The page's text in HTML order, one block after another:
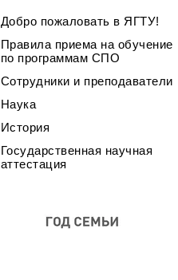
Добро пожаловать в ЯГТУ!
Правила приема на обучение
по программам СПО
Сотрудники и преподаватели
Наука
История
Государственная научная
аттестация